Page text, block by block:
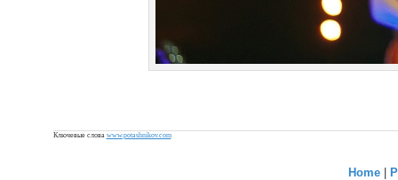
Ключевые слова www.potashnikov.com
Home|